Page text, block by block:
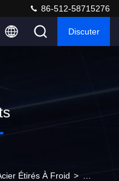
86-512-58715276
Discuter
Étirés À Froid >